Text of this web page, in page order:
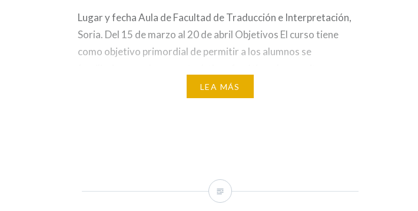
Lugar y fecha Aula de Facultad de Traducción e Interpretación,
Soria. Del 15 de marzo al 20 de abril Objetivos El curso tiene
como objetivo primordial de permitir a los alumnos se
chinas y las normas de comunicación básicas que establecen el
uso adecuado de esta lengua, adquiriendo…
LEA MÁS